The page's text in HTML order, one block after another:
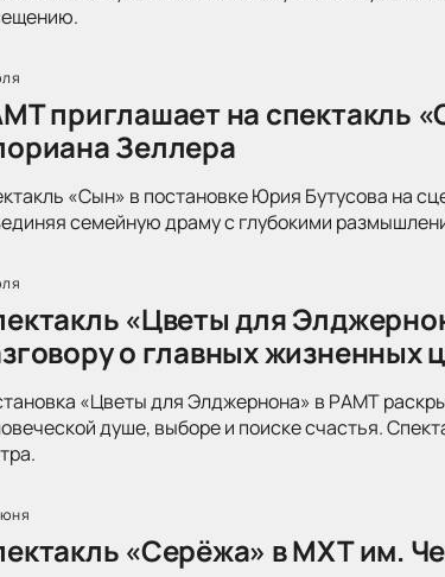
приглашает на спектакль
Зеллера
«Сын» в постановке Юрия Бутусова на
семейную драму с глубокими
«Цветы для
о главных жизненных
«Цветы для Элджернона» в РАМТ
душе, выборе и поиске счастья.
«Серёжа» в МХТ им.